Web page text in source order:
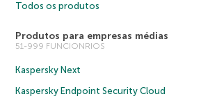
Todos os produtos
Produtos para empresas médias
51-999 FUNCIONRIOS
Kaspersky Next
Kaspersky Endpoint Security Cloud